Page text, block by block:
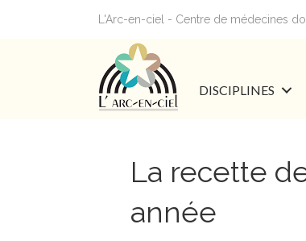
L'Arc-en-ciel - Centre de médecines
DISCIPLINES
La recette
année